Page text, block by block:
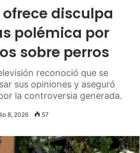
ofrece disculpa
polémica por
sobre perros
reconoció que se
sus opiniones y aseguró
la controversia generada.
8, 2026 57